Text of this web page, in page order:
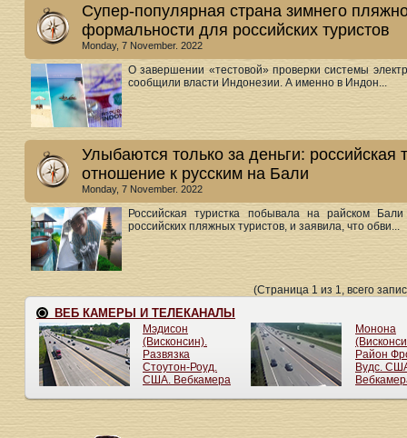
Супер-популярная страна зимнего
формальности для российских туристов
Monday, 7 November. 2022
О завершении «тестовой» проверки системы
сообщили власти Индонезии. А именно в Индон...
Улыбаются только за деньги: российская
отношение к русским на Бали
Monday, 7 November. 2022
Российская туристка побывала на райском
российских пляжных туристов, и заявила, что обви...
(Страница 1 из 1, всего